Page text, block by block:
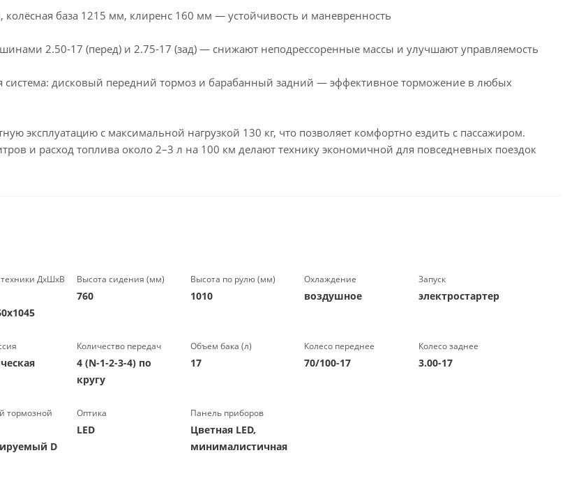
база 1215 мм, клиренс 160 мм — устойчивость и маневренность
2.50-17 (перед) и 2.75-17 (зад) — снижают неподрессоренные массы и улучшают управляемость
система: дисковый передний тормоз и барабанный задний — эффективное торможение в любых
эксплуатацию с максимальной нагрузкой 130 кг, что позволяет комфортно ездить с пассажиром.
и расход топлива около 2–3 л на 100 км делают технику экономичной для повседневных поездок
ДхШхВ
Высота сидения (мм)
760
Высота по рулю (мм)
1010
Охлаждение
воздушное
Запуск
электростартер
Количество передач
4 (N-1-2-3-4) по
кругу
Объем бака (л)
17
Колесо переднее
70/100-17
Колесо заднее
3.00-17
тормозной
D
Оптика
LED
Панель приборов
Цветная LED,
минималистичная